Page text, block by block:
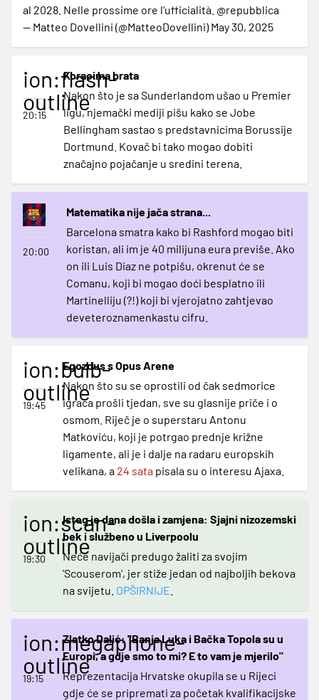
al 2028. Nelle prossime ore l’ufficialità. @repubblica
— Matteo Dovellini (@MatteoDovellini)May 30, 2025
ion:flash-
outline
20:15
Koracima brata
Nakon što je sa Sunderlandom ušao u Premier
ligu, njemački mediji pišu kako se Jobe
Bellingham sastao s predstavnicima Borussije
Dortmund. Kovač bi tako mogao dobiti
značajno pojačanje u sredini terena.
20:00
Matematika nije jača strana...
Barcelona smatra kako bi Rashford mogao biti
koristan, ali im je 40 milijuna eura previše. Ako
on ili Luis Diaz ne potpišu, okrenut će se
Comanu, koji bi mogao doći besplatno ili
Martinelliju (?!) koji bi vjerojatno zahtjevao
deveteroznamenkastu cifru.
ion:bulb-
outline
19:45
Egozdus s Opus Arene
Nakon što su se oprostili od čak sedmorice
igrača prošli tjedan, sve su glasnije priče i o
osmom. Riječ je o superstaru Antonu
Matkoviću, koji je potrgao prednje križne
ligamente, ali je i dalje na radaru europskih
velikana, a 24 sata pisala su o interesu Ajaxa.
ion:scan-
outline
19:30
Istog je dana došla i zamjena: Sjajni nizozemski
bek i službeno u Liverpoolu
Neće navijači predugo žaliti za svojim
'Scouserom', jer stiže jedan od najboljih bekova
na svijetu. OPŠIRNIJE
ion:megaphone-
outline
19:15
Zlatko Dalić: "Banja Luka i Bačka Topola su u
Europi, a gdje smo to mi? E to vam je mjerilo"
Reprezentacija Hrvatske okupila se u Rijeci
gdje će se pripremati za početak kvalifikacijske